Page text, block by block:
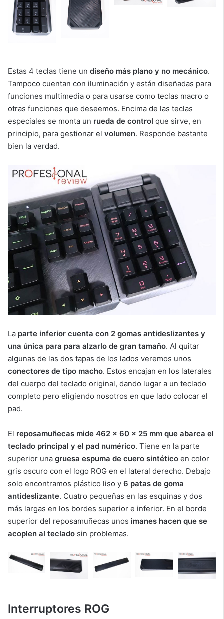
Estas 4 teclas tiene un diseño más plano y no mecánico.
Tampoco cuentan con iluminación y están diseñadas para
funciones multimedia o para usarse como teclas macro o
otras funciones que deseemos. Encima de las teclas
especiales se monta un rueda de control que sirve, en
principio, para gestionar el volumen. Responde bastante
bien la verdad.
La parte inferior cuenta con 2 gomas antideslizantes y
una única para para alzarlo de gran tamaño. Al quitar
algunas de las dos tapas de los lados veremos unos
conectores de tipo macho. Estos encajan en los laterales
del cuerpo del teclado original, dando lugar a un teclado
completo pero eligiendo nosotros en que lado colocar el
pad.
El reposamuñecas mide 462 x 60 x 25 mm que abarca el
teclado principal y el pad numérico. Tiene en la parte
superior una gruesa espuma de cuero sintético en color
gris oscuro con el logo ROG en el lateral derecho. Debajo
solo encontramos plástico liso y 6 patas de goma
antideslizante. Cuatro pequeñas en las esquinas y dos
más largas en los bordes superior e inferior. En el borde
superior del reposamuñecas unos imanes hacen que se
acoplen al teclado sin problemas.
Interruptores ROG